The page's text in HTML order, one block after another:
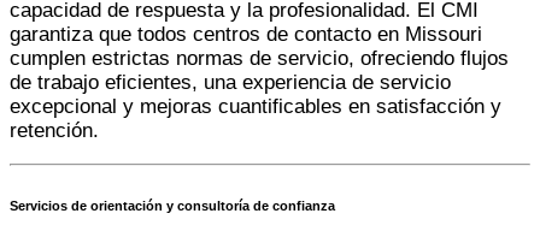
capacidad de respuesta y la profesionalidad. El CMI
garantiza que todos centros de contacto en Missouri
cumplen estrictas normas de servicio, ofreciendo flujos
de trabajo eficientes, una experiencia de servicio
excepcional y mejoras cuantificables en satisfacción y
retención.
Servicios de orientación y consultoría de confianza